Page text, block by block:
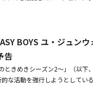
あるのか問わざるを得ません
ォンはPHUNKEY STUDIOと
ストの正当な活動を保護する
活動を展開できるよう支援す
万全を期してまいります。あり
はユ・ジュンウォンを除く11人
ン台の損害賠償を求める訴訟を
ユ・ジュンウォンに追加
ン側は応じず、PHUNKY
ファンミーティング開催に法的
3ヶ月に短縮するよう要求？
BOYS ユ・ジュンウォンに
へ この投稿をInstagramで見る @junw0nelがシェアした投稿
ため、役員自ら全羅北道（チ
不可」という立場を伝えた。
い」と主張したことについて
演後に予定されていたスケジ
とし、呆れた反応を示した。
最終的に合意に至らなかったと
するのがお互いに良いだろう
を積極的に受け入れ、法的紛争
と対話するの場を設けた。
で、キム・グァンス代表とユ
ー」放送終了後、FANTASY
BOYS ユ・ジュン
告
ときめきシーズン2～」（以下
的な活動を強行しようとしてい